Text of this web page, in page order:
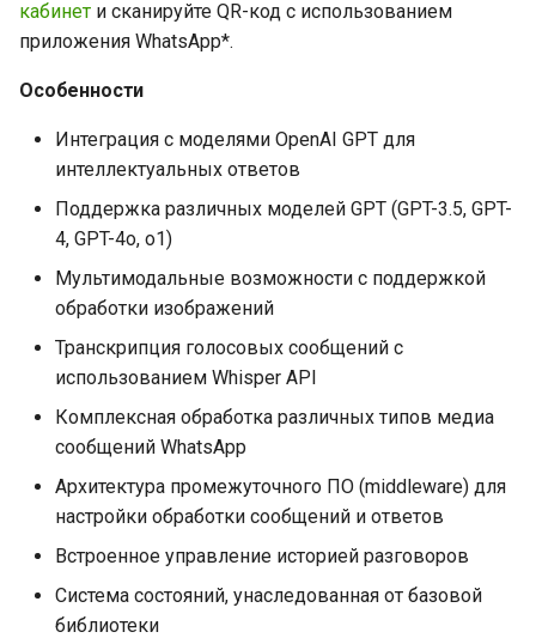
Лицензия
GPT Bot для NodeJS от
GREEN-API
на NodeJS - GREEN-API
WhatsApp demo чат-бот с
GPT на JS
кабинет и сканируйте QR-код с использованием
приложения WhatsApp*.
Особенности
Интеграция с моделями OpenAI GPT для
интеллектуальных ответов
Поддержка различных моделей GPT (GPT-3.5, GPT-
4, GPT-4o, o1)
Мультимодальные возможности с поддержкой
обработки изображений
Транскрипция голосовых сообщений с
использованием Whisper API
Комплексная обработка различных типов медиа
сообщений WhatsApp
Архитектура промежуточного ПО (middleware) для
настройки обработки сообщений и ответов
Встроенное управление историей разговоров
Система состояний, унаследованная от базовой
библиотеки